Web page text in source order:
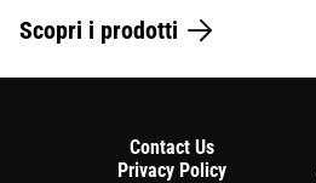
Scopri i prodotti
Contact Us
Privacy Policy